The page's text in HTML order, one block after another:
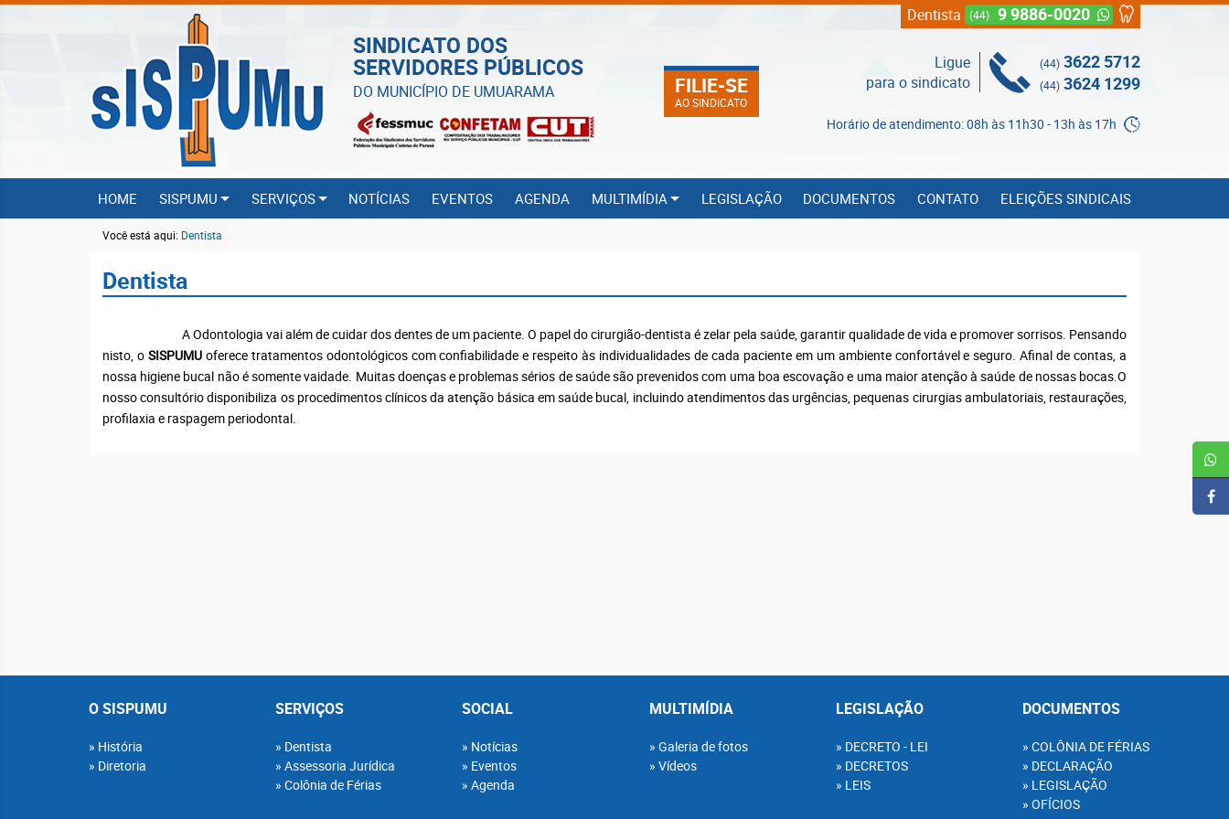
SINDICATO DOS
SERVIDORES PÚBLICOS
DO MUNICÍPIO DE UMUARAMA FILIE-SE
AO SINDICATO
Ligue
para o sindicato
(44) 3622 5712
(44) 3624 1299
Horário de atendimento: 08h às 11h30 - 13h às 17h
Dentista (44) 9 9886-0020
HOME SISPUMU SERVIÇOS NOTÍCIAS EVENTOS AGENDA MULTIMÍDIA LEGISLAÇÃO DOCUMENTOS CONTATO ELEIÇÕES SINDICAIS
Você está aqui: Dentista
Dentista
A Odontologia vai além de cuidar dos dentes de um paciente. O papel do cirurgião-dentista é zelar pela saúde, garantir qualidade de vida e promover sorrisos. Pensando
nisto, o SISPUMUoferece tratamentos odontológicos com confiabilidade e respeito às individualidades de cada paciente em um ambiente confortável e seguro. Afinal de contas, a
nossa higiene bucal não é somente vaidade. Muitas doenças e problemas sérios de saúde são prevenidos com uma boa escovação e uma maior atenção à saúde de nossas bocas.O
nosso consultório disponibiliza os procedimentos clínicos da atenção básica em saúde bucal, incluindo atendimentos das urgências, pequenas cirurgias ambulatoriais, restaurações,
profilaxia e raspagem periodontal.
O SISPUMU
História
Diretoria
SERVIÇOS
Dentista
Assessoria Jurídica
Colônia de Férias
SOCIAL
Notícias
Eventos
Agenda
MULTIMÍDIA
Galeria de fotos
Vídeos
LEGISLAÇÃO
DECRETO - LEI
DECRETOS
LEIS
DOCUMENTOS
COLÔNIA DE FÉRIAS
DECLARAÇÃO
LEGISLAÇÃO
OFÍCIOS